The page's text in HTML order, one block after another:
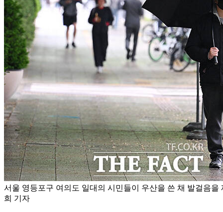
서울 영등포구 여의도 일대의 시민들이 우산을 쓴 채 발걸음을
희 기자